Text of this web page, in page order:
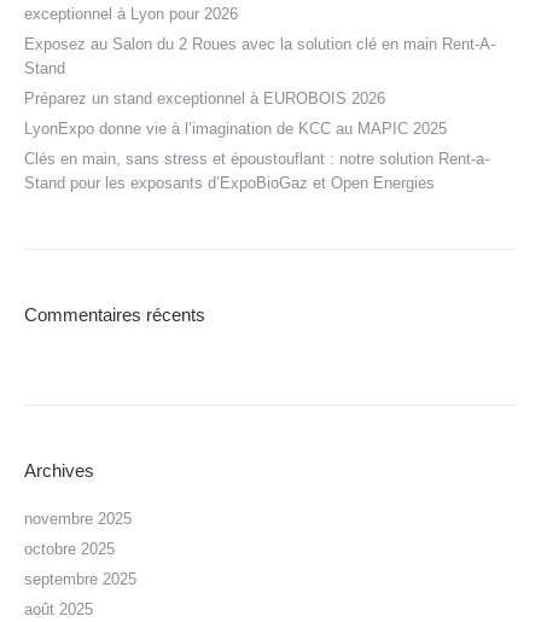
exceptionnel à Lyon pour 2026
Exposez au Salon du 2 Roues avec la solution clé en main Rent-A-
Stand
Préparez un stand exceptionnel à EUROBOIS 2026
LyonExpo donne vie à l’imagination de KCC au MAPIC 2025
Clés en main, sans stress et époustouflant : notre solution Rent-a-
Stand pour les exposants d’ExpoBioGaz et Open Energies
Commentaires récents
Archives
novembre 2025
octobre 2025
septembre 2025
août 2025